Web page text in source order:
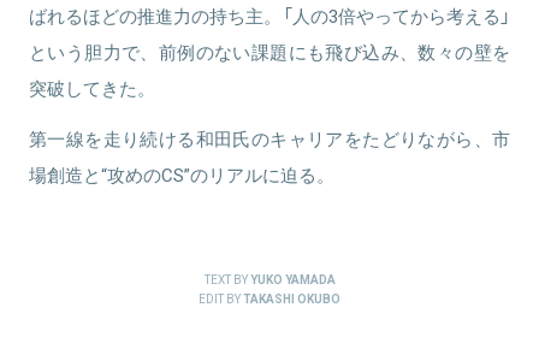
ばれるほどの推進力の持ち主。「人の3倍やってから考える」
という胆力で、前例のない課題にも飛び込み、数々の壁を
突破してきた。
第一線を走り続ける和田氏のキャリアをたどりながら、市
場創造と“攻めのCS”のリアルに迫る。
TEXT BYYUKO YAMADA
EDIT BYTAKASHI OKUBO